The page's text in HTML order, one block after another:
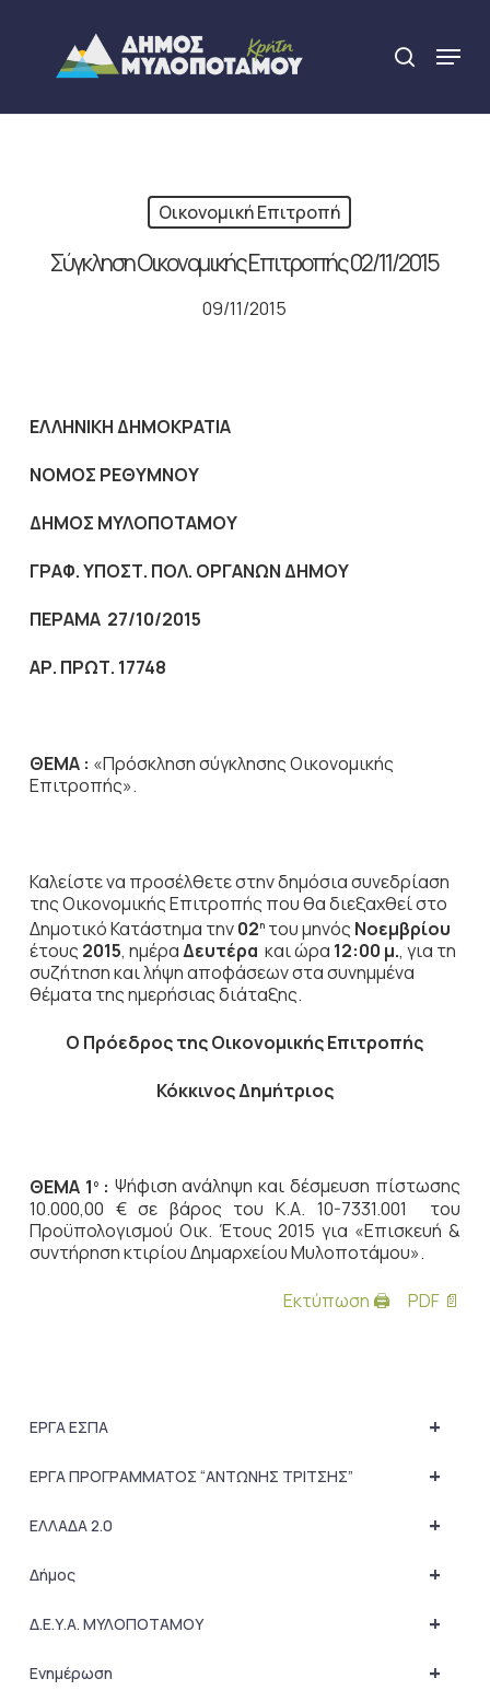
content
search
Menu
Οικονομική Επιτροπή
Σύγκληση Οικονομικής Επιτροπής 02/11/2015
09/11/2015
ΕΛΛΗΝΙΚΗ ΔΗΜΟΚΡΑΤΙΑ
NOMOΣ ΡΕΘΥΜΝΟΥ
ΔΗΜΟΣ ΜΥΛΟΠΟΤΑΜΟΥ
ΓΡΑΦ. ΥΠΟΣΤ. ΠΟΛ. ΟΡΓΑΝΩΝ ΔΗΜΟΥ
ΠΕΡΑΜΑ 27/10/2015
ΑΡ. ΠΡΩΤ. 17748
ΘΕΜΑ : «Πρόσκληση σύγκλησης Οικονομικής
Επιτροπής».
Καλείστε να προσέλθετε στην δημόσια συνεδρίαση
της Οικονομικής Επιτροπής που θα διεξαχθεί στο
Δημοτικό Κατάστημα την02ητου μηνός Νοεμβρίου
έτους 2015, ημέραΔευτέρα και ώρα 12:00 μ., για τη
συζήτησηκαι λήψη αποφάσεων στα συνημμένα
θέματα της ημερήσιας διάταξης.
Ο Πρόεδροςτης Οικονομικής Επιτροπής
Κόκκινος Δημήτριος
ΘΕΜΑ 1 ο : Ψήφιση ανάληψη και δέσμευση πίστωσης
10.000,00 € σε βάρος του Κ.Α. 10-7331.001 του
Προϋπολογισμού Οικ. Έτους 2015 για «Επισκευή &
συντήρηση κτιρίου Δημαρχείου Μυλοποτάμου».
Εκτύπωση 🖨
PDF 📄
+
ΕΡΓΑ ΕΣΠΑ
+
ΕΡΓΑ ΠΡΟΓΡΑΜΜΑΤΟΣ “ΑΝΤΩΝΗΣ ΤΡΙΤΣΗΣ”
+
ΕΛΛΑΔΑ 2.0
+
Δήμος
+
Δ.Ε.Υ.Α. ΜΥΛΟΠΟΤΑΜΟΥ
+
Ενημέρωση
Close